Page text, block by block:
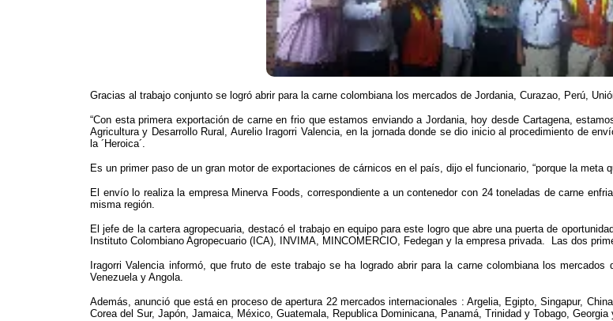
​Gracias al trabajo conjunto se logró abrir para la carne colombiana los mercados de Jordania, Curazao, Perú,
“Con esta primera exportación de carne en frio que estamos enviando a Jordania, hoy desde Cartagena,
Agricultura y Desarrollo Rural, Aurelio Iragorri Valencia, en la jornada donde se dio inicio al procedimiento de
la ´Heroica´.
Es un primer paso de un gran motor de exportaciones de cárnicos en el país, dijo el funcionario, “porque la
El envío lo realiza la empresa Minerva Foods, correspondiente a un contenedor con 24 toneladas de carne
misma región.
El jefe de la cartera agropecuaria, destacó el trabajo en equipo para este logro que abre una puerta de
Instituto Colombiano Agropecuario (ICA), INVIMA, MINCOMERCIO, Fedegan y la empresa privada. Las dos
Iragorri Valencia informó, que fruto de este trabajo se ha logrado abrir para la carne colombiana los
Venezuela y Angola.
Además, anunció que está en proceso de apertura 22 mercados internacionales : Argelia, Egipto, Singapur,
Corea del Sur, Japón, Jamaica, México, Guatemala, Republica Dominicana, Panamá, Trinidad y Tobago, Georgia